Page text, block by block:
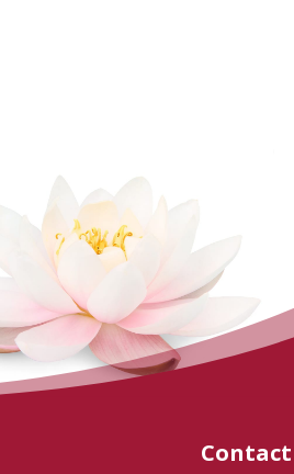
Contact